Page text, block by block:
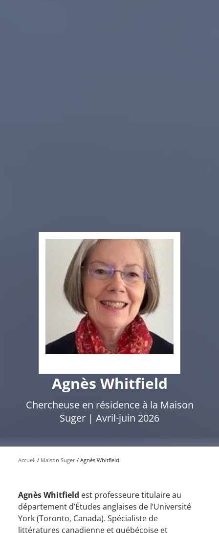
Agnès Whitfield
Chercheuse en résidence à la Maison
Suger | Avril-juin 2026
Accueil Maison Suger Agnès Whitfield
Agnès Whitfield est professeure titulaire au
département d’Études anglaises de l’Université
York (Toronto, Canada). Spécialiste de
littératures canadienne et québécoise et